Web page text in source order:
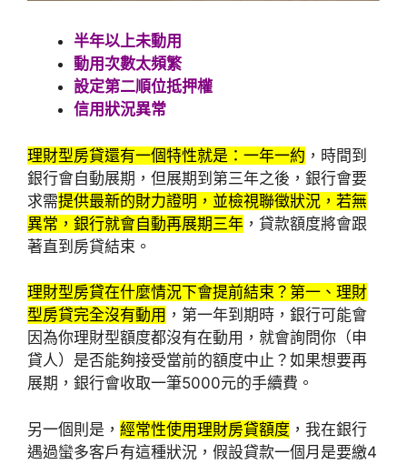
半年以上未動用
動用次數太頻繁
設定第二順位抵押權
信用狀況異常
理財型房貸還有一個特性就是：一年一約 ，時間到
銀行會自動展期，但展期到第三年之後，銀行會要
求需提供最新的財力證明，並檢視聯徵狀況，若無
異常，銀行就會自動再展期三年 ，貸款額度將會跟
著直到房貸結束。
理財型房貸在什麼情況下會提前結束？第一、理財
型房貸完全沒有動用 ，第一年到期時，銀行可能會
因為你理財型額度都沒有在動用，就會詢問你（申
貸人）是否能夠接受當前的額度中止？如果想要再
展期，銀行會收取一筆5000元的手續費。
另一個則是， 經常性使用理財房貸額度 ，我在銀行
遇過蠻多客戶有這種狀況，假設貸款一個月是要繳4